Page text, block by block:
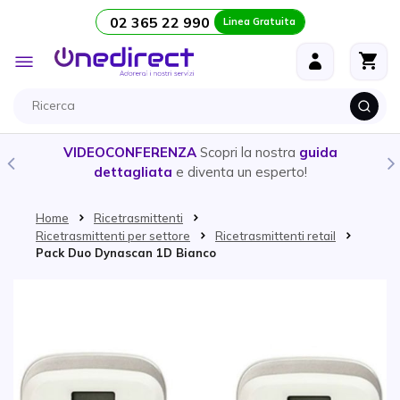
Salta al contenuto 02 365 22 990 Linea Gratuita
Toggle
Nav
VIDEOCONFERENZAScopri la nostra guida
dettagliatae diventa un esperto!
Home
Ricetrasmittenti
Ricetrasmittenti per settore
Ricetrasmittenti retail
Pack Duo Dynascan 1D Bianco